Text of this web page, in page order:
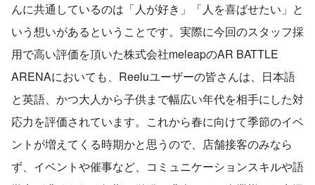
んに共通しているのは「人が好き」「人を喜ばせたい」と
いう想いがあるということです。実際に今回のスタッフ採
用で高い評価を頂いた株式会社meleapのAR BATTLE
ARENAにおいても、Reeluユーザーの皆さんは、日本語
と英語、かつ大人から子供まで幅広い年代を相手にした対
応力を評価されています。これから春に向けて季節のイベ
ントが増えてくる時期かと思うので、店舗接客のみなら
ず、イベントや催事など、コミュニケーションスキルや語